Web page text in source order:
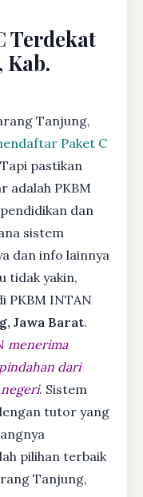
Terdekat
Tanjung,
Paket C
pastikan
adalah PKBM
dan
sistem
dan info lainnya
tidak yakin,
PKBM INTAN
Jawa Barat.
menerima
dari
. Sistem
tutor yang
pilihan terbaik
Tanjung,